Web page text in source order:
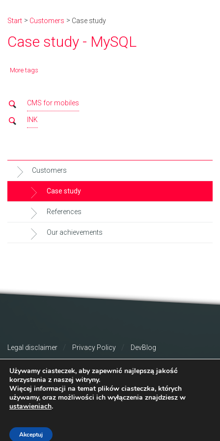
Start Customers Case study
Case study - MySQL
More tags
CMS for mobiles
INK
Customers
Case study
References
Our achievements
Legal disclaimer Privacy Policy DevBlog
Używamy ciasteczek, aby zapewnić najlepszą jakość
korzystania z naszej witryny.
Więcej informacji na temat plików ciasteczka, których
używamy, oraz możliwości ich wyłączenia znajdziesz w
ustawieniach.
Akceptuj